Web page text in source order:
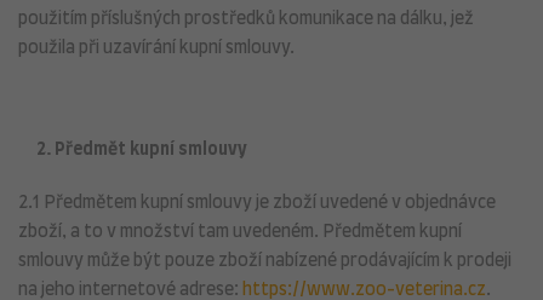
použitím příslušných prostředků komunikace na dálku, jež
použila při uzavírání kupní smlouvy.
2. Předmět kupní smlouvy
2.1 Předmětem kupní smlouvy je zboží uvedené v objednávce
zboží, a to v množství tam uvedeném. Předmětem kupní
smlouvy může být pouze zboží nabízené prodávajícím k prodeji
na jeho internetové adrese: https://www.zoo-veterina.cz.